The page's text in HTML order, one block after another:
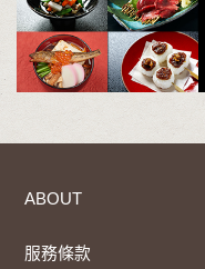
ABOUT
服務條款